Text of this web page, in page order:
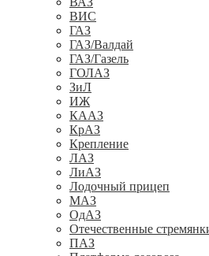
ВИС
ГАЗ
ГАЗ/Валдай
ГАЗ/Газель
ГОЛАЗ
ЗиЛ
ИЖ
КААЗ
КрАЗ
Крепление
ЛАЗ
ЛиАЗ
Лодочный прицеп
МАЗ
ОдАЗ
Отечественные
ПАЗ